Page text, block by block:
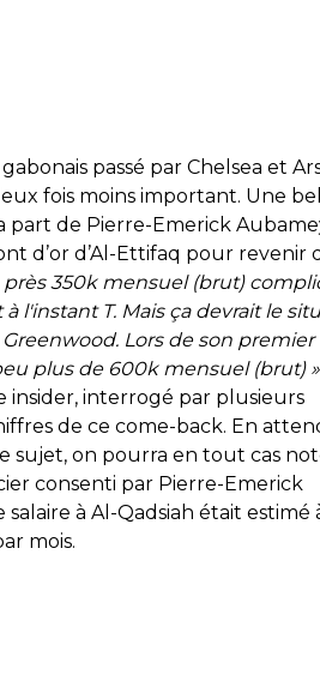
passé par Chelsea et
fois moins important. Une
part de Pierre-Emerick
d’or d’Al-Ettifaq pour revenir
près 350k mensuel (brut)
l'instant T. Mais ça devrait le
Lors de son premier
plus de 600k mensuel (brut) »
insider, interrogé par plusieurs
de ce come-back. En
sujet, on pourra en tout cas
consenti par Pierre-Emerick
à Al-Qadsiah était estimé
mois.